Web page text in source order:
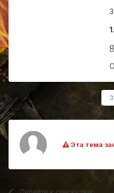
Эта тема